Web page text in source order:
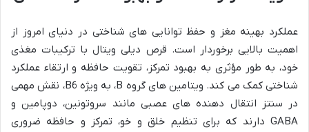
عملکرد بهینه مغز و حفظ توانایی های شناختی در دنیای امروز از
اهمیت بالایی برخوردار است. قرص دیلی ویتال با ترکیبات مغذی
خود، به طور مؤثری به بهبود تمرکز، تقویت حافظه و ارتقاء عملکرد
شناختی کمک می کند. ویتامین های گروه B، به ویژه B6، نقش مهمی
در سنتز انتقال دهنده های عصبی مانند سروتونین، دوپامین و
GABA دارند که برای تنظیم خلق و خو، تمرکز و حافظه ضروری